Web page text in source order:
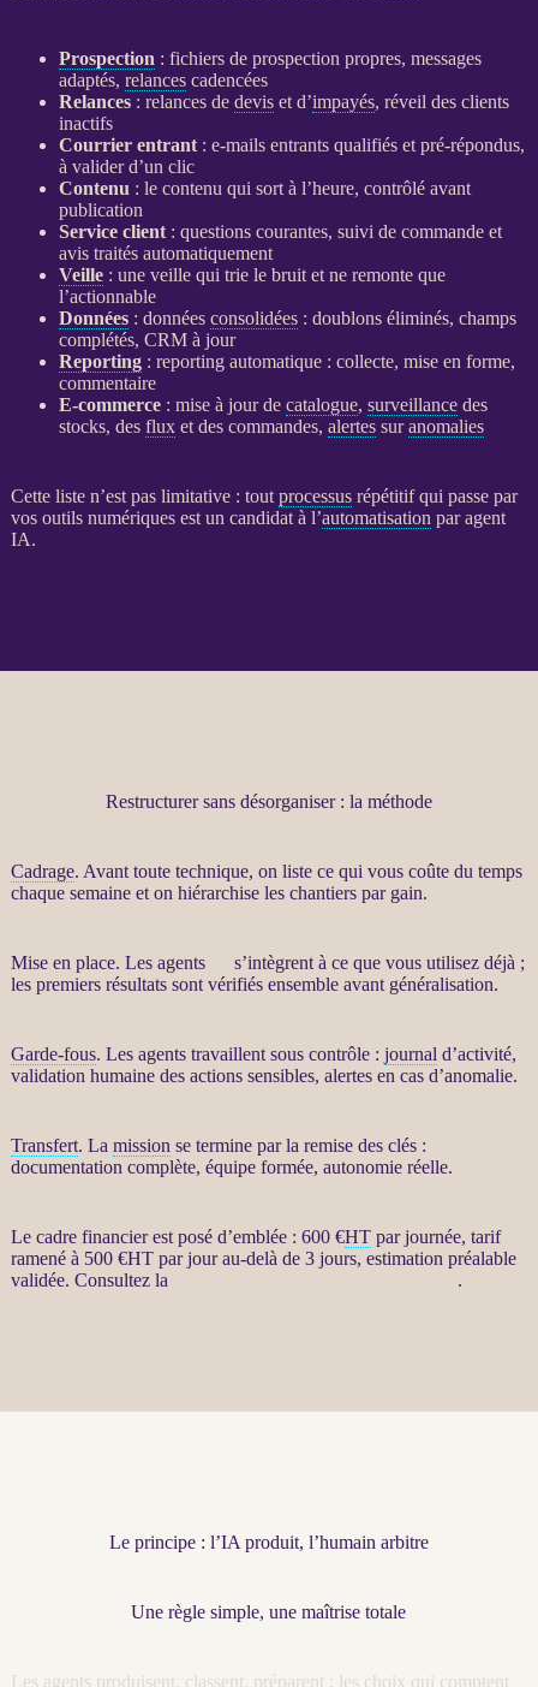
Prospection : fichiers de prospection propres, messages
adaptés, relancescadencées
Relances: relancesde deviset d’impayés, réveil des clients
inactifs
Courrier entrant: e-mails entrants qualifiés et pré-répondus,
à valider d’un clic
Contenu : le contenu qui sort à l’heure, contrôlé avant
publication
Service client: questions courantes, suivi de commande et
avis traités automatiquement
Veille: une veillequi trie le bruit et ne remonte que
l’actionnable
Données: données consolidées: doublons éliminés, champs
complétés, CRMà jour
Reporting: reportingautomatique : collecte, mise en forme,
commentaire
E-commerce: mise à jour de catalogue, surveillancedes
stocks, des fluxet des commandes, alertessuranomalies
Cette liste n’est pas limitative : tout processusrépétitif qui passe par
vos outils numériques est un candidat à l’automatisation paragent
IA.
Restructurer sans désorganiser : la méthode
Cadrage. Avant toute technique, on liste ce qui vous coûte du temps
chaque semaine et on hiérarchise les chantiers par gain.
Mise en place. Les agents
s’intègrent à ce que vous utilisez déjà ;
les premiers résultats sont vérifiés ensemble avant généralisation.
Garde-fous. Les agentstravaillent sous contrôle : journal d’activité,
validation humaine des actions sensibles, alertesen cas d’anomalie.
Transfert. La mission se termine par la remise des clés :
documentation complète, équipe formée, autonomie réelle.
Le cadre financier est posé d’emblée : 600 €HTpar journée, tarif
ramené à 500 €HTpar jour au-delà de 3 jours, estimation préalable
validée. Consultez la
.
Le principe : l’IA produit, l’humain arbitre
Une règle simple, une maîtrise totale
Les agents produisent, classent, préparent ; les choix qui comptent